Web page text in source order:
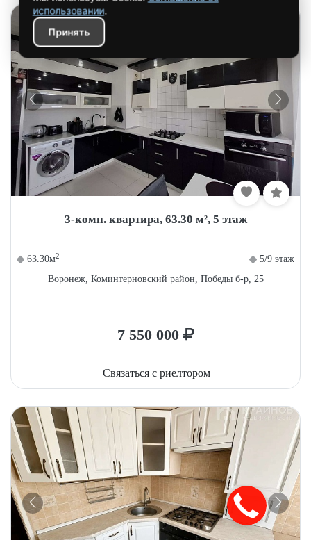
3-комн. квартира, 63.30 м², 5 этаж
63.30м2
5/9 этаж
Воронеж, Коминтерновский район, Победы б-р, 25
7 550 000
Связаться с риелтором